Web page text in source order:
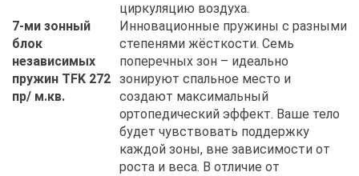
циркуляцию воздуха.
7-ми зонный
блок
независимых
пружин TFK 272
пр/ м.кв.
Инновационные пружины с разными
степенями жёсткости. Семь
поперечных зон – идеально
зонируют спальное место и
создают максимальный
ортопедический эффект. Ваше тело
будет чувствовать поддержку
каждой зоны, вне зависимости от
роста и веса. В отличие от